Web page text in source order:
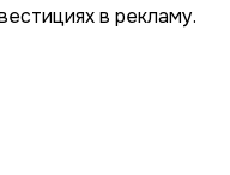
в рекламу.